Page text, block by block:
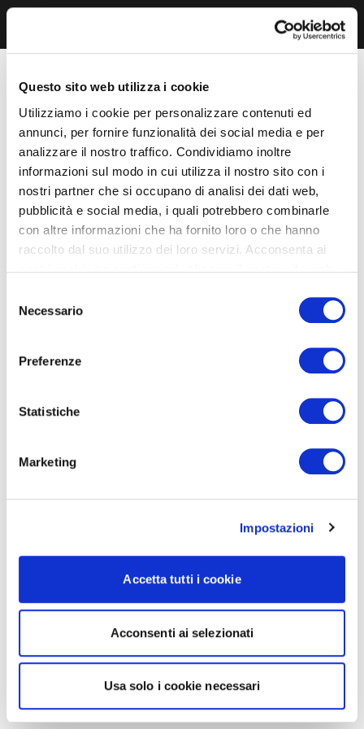
Questo sito web utilizza i cookie
Utilizziamo i cookie per personalizzare contenuti ed
annunci, per fornire funzionalità dei social media e per
analizzare il nostro traffico. Condividiamo inoltre
informazioni sul modo in cui utilizza il nostro sito con i
nostri partner che si occupano di analisi dei dati web,
pubblicità e social media, i quali potrebbero combinarle
con altre informazioni che ha fornito loro o che hanno
raccolto dal suo utilizzo dei loro servizi. Acconsenta ai
delNecessario
Preferenze
Statistiche
Marketing
Impostazioni
Accetta tutti i cookie
Acconsenti ai selezionati
Usa solo i cookie necessari